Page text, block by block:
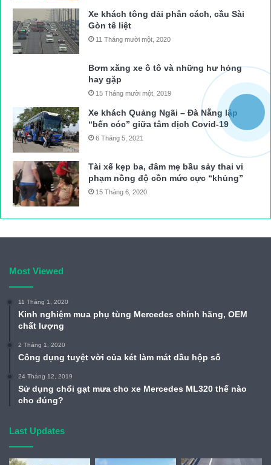
Xe khách tông dải phân cách, cầu Sài
Gòn tê liệt
11 Tháng mười một, 2020
Bơm xăng xe ô tô và những hư hỏng
hay gặp
15 Tháng mười một, 2019
Xe khách Quảng Ngãi – Đà Nẵng lập
“bến cóc” giữa tâm dịch Covid-19
6 Tháng 5, 2021
Tài xế kẹp ba, đâm mẹ bầu sảy thai vi
phạm nồng độ cồn mức cực “khủng”
15 Tháng 6, 2020
Most Viewed
11 Tháng 1, 2020
Kinh nghiệm mua phụ tùng Mercedes chính hãng, OEM
chất lượng
2 Tháng 1, 2020
Công dụng tuyệt vời của két làm mát dầu hộp số
24 Tháng 12, 2019
Sử dụng chổi gạt mưa cho xe Mercedes ML320 thế nào
cho đúng?
Last Updates